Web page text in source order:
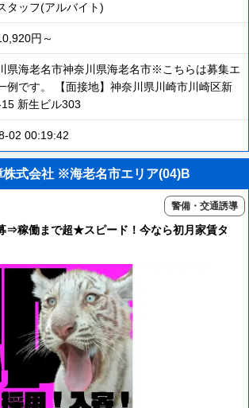
タッフ(アルバイト)
円～
県海老名市神奈川県海老名市※こちらは募集エ
例です。 【面接地】神奈川県川崎市川崎区新
新生ビル303
02 00:19:42
株式会社 ※海老名市エリア(04)B
警備・交通誘導
⇒稼働まで超★スピード！今なら初月家賃タ